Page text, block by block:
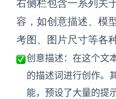
右侧栏包含一系列关
容，如创意描述、模
考图、图片尺寸等各
创意描述： 在这个文
的描述词进行创作。
能，预设了大量的提